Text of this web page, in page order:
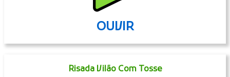
OUVIR
Risada Vilão Com Tosse